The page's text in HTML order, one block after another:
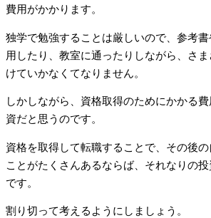
費用がかかります。
独学で勉強することは厳しいので、参考書
用したり、教室に通ったりしながら、さ
けていかなくてなりません。
しかしながら、資格取得のためにかかる
資だと思うのです。
資格を取得して転職することで、その後
ことがたくさんあるならば、それなりの
です。
割り切って考えるようにしましょう。